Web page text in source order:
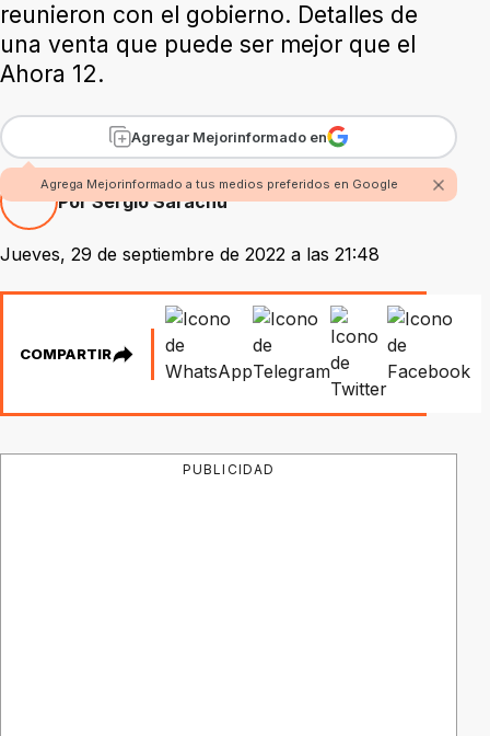
reunieron con el gobierno. Detalles de
una venta que puede ser mejor que el
Ahora 12.
Agregar Mejorinformado en
Agrega Mejorinformado a tus medios preferidos en Google
Por Sergio Sarachu
Jueves, 29 de septiembre de 2022 a las 21:48
COMPARTIR
PUBLICIDAD